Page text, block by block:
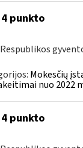
punkto
Mokesčių
nuo 2022
punkto